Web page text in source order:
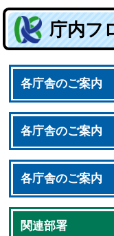
庁内フ
各庁舎のご案内
各庁舎のご案内
各庁舎のご案内
関連部署